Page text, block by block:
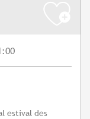
estival des